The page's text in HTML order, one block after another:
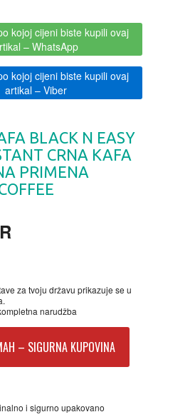
ZA ODRASLE
IGRA
I RAČUNARI
KREMA
kojoj cijeni biste kupili ovaj
– WhatsApp
kojoj cijeni biste kupili ovaj
artikal– Viber
BLACK N EASY
CRNA KAFA
PRIMENA
za tvoju državu prikazuje se u
narudžba
– SIGURNA KUPOVINA
i sigurno upakovano